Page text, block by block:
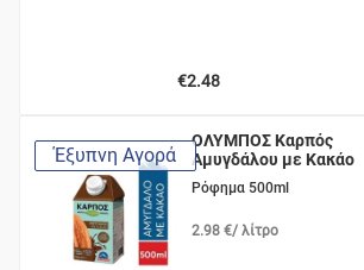
€2.48
Έξυπνη Αγορά
ΟΛΥΜΠΟΣ Καρπός
Αμυγδάλου με Κακάο
Ρόφημα 500ml
2.98 €/ λίτρο